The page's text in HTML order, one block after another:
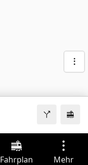
Fahrplan Mehr